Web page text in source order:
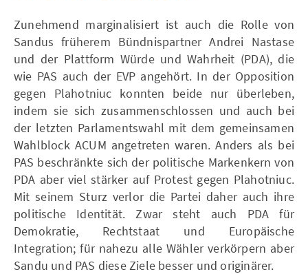
Zunehmend marginalisiert ist auch die Rolle von
Sandus früherem Bündnispartner Andrei Nastase
und der Plattform Würde und Wahrheit (PDA), die
wie PAS auch der EVP angehört. In der Opposition
gegen Plahotniuc konnten beide nur überleben,
indem sie sich zusammenschlossen und auch bei
der letzten Parlamentswahl mit dem gemeinsamen
Wahlblock ACUM angetreten waren. Anders als bei
PAS beschränkte sich der politische Markenkern von
PDA aber viel stärker auf Protest gegen Plahotniuc.
Mit seinem Sturz verlor die Partei daher auch ihre
politische Identität. Zwar steht auch PDA für
Demokratie, Rechtstaat und Europäische
Integration; für nahezu alle Wähler verkörpern aber
Sandu und PAS diese Ziele besser und originärer.